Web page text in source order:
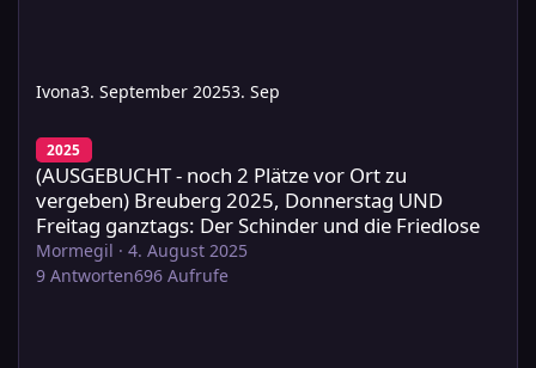
Ivona3. September 20253. Sep
2025
(AUSGEBUCHT - noch 2 Plätze vor Ort zu
vergeben) Breuberg 2025, Donnerstag UND
Freitag ganztags: Der Schinder und die Friedlose
Mormegil · 4. August 2025
9 Antworten696 Aufrufe